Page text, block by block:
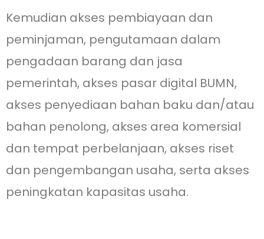
Kemudian akses pembiayaan dan
peminjaman, pengutamaan dalam
pengadaan barang dan jasa
pemerintah, akses pasar digital BUMN,
akses penyediaan bahan baku dan/atau
bahan penolong, akses area komersial
dan tempat perbelanjaan, akses riset
dan pengembangan usaha, serta akses
peningkatan kapasitas usaha.